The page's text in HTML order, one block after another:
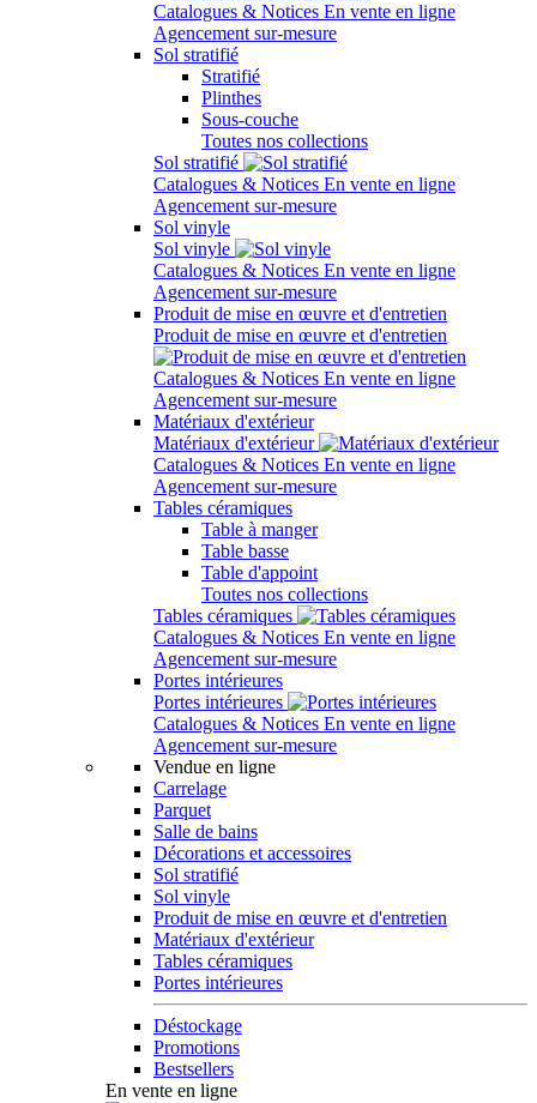
Catalogues & Notices En vente en ligne
Agencement sur-mesure
Sol stratifié
Stratifié
Plinthes
Sous-couche
Toutes nos collections
Sol stratifié
Catalogues & Notices En vente en ligne
Agencement sur-mesure
Sol vinyle
Sol vinyle
Catalogues & Notices En vente en ligne
Agencement sur-mesure
Produit de mise en œuvre et d'entretien
Produit de mise en œuvre et d'entretien
Catalogues & Notices En vente en ligne
Agencement sur-mesure
Matériaux d'extérieur
Matériaux d'extérieur
Catalogues & Notices En vente en ligne
Agencement sur-mesure
Tables céramiques
Table à manger
Table basse
Table d'appoint
Toutes nos collections
Tables céramiques
Catalogues & Notices En vente en ligne
Agencement sur-mesure
Portes intérieures
Portes intérieures
Catalogues & Notices En vente en ligne
Agencement sur-mesure
Vendue en ligne
Carrelage
Parquet
Salle de bains
Décorations et accessoires
Sol stratifié
Sol vinyle
Produit de mise en œuvre et d'entretien
Matériaux d'extérieur
Tables céramiques
Portes intérieures
Déstockage
Promotions
Bestsellers
En vente en ligne